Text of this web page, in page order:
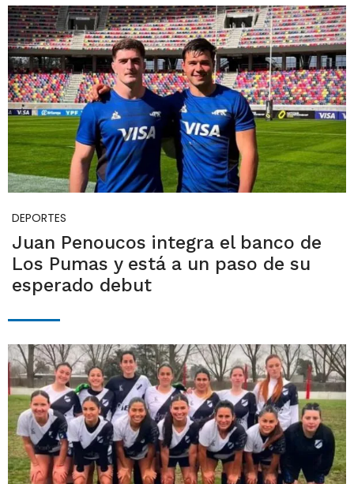
DEPORTES
Juan Penoucos integra el banco de
Los Pumas y está a un paso de su
esperado debut